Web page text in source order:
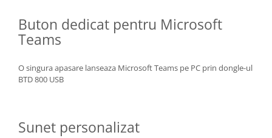
Buton dedicat pentru Microsoft
Teams
O singura apasare lanseaza Microsoft Teams pe PC prin dongle-ul
BTD 800 USB
Sunet personalizat